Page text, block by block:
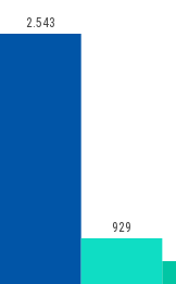
2.543
929